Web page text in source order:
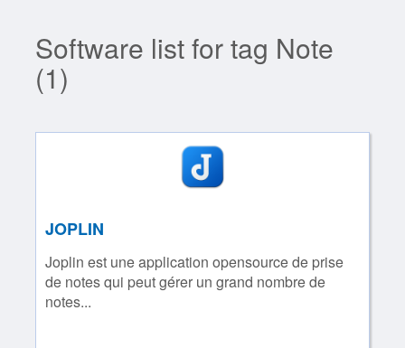
Software list for tag Note
(1)
JOPLIN
Joplin est une application opensource de prise
de notes qui peut gérer un grand nombre de
notes...